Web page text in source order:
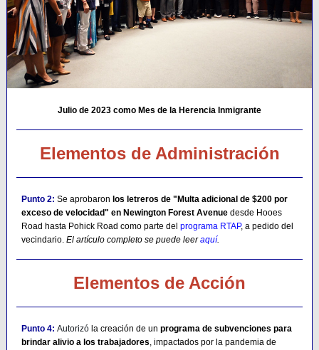
Julio de 2023 como Mes de la Herencia Inmigrante
Elementos de Administración
Punto 2: Se aprobaron los letreros de "Multa adicional de $200 por
exceso de velocidad" en Newington Forest Avenue desde Hooes
Road hasta Pohick Road como parte del programa RTAP, a pedido del
vecindario. El artículo completo se puede leeraquí.
Elementos de Acción
Punto 4: Autorizó la creación de un programa de subvenciones para
brindar alivio a los trabajadores, impactados por la pandemia de